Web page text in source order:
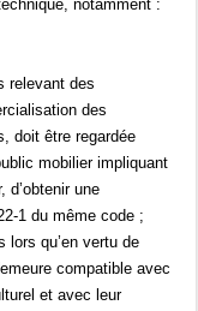
notamment :
relevant des
des
doit être regardée
mobilier impliquant
d’obtenir une
1 du même code ;
lors qu’en vertu de
compatible avec
et avec leur